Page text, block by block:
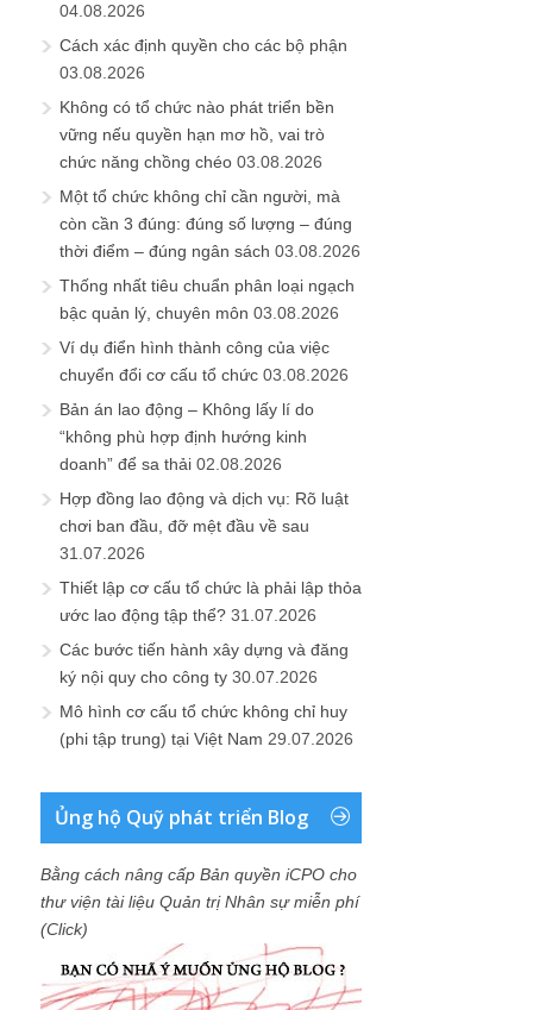
04.08.2026
Cách xác định quyền cho các bộ phận
03.08.2026
Không có tổ chức nào phát triển bền
vững nếu quyền hạn mơ hồ, vai trò
chức năng chồng chéo 03.08.2026
Một tổ chức không chỉ cần người, mà
còn cần 3 đúng: đúng số lượng – đúng
thời điểm – đúng ngân sách 03.08.2026
Thống nhất tiêu chuẩn phân loại ngạch
bậc quản lý, chuyên môn 03.08.2026
Ví dụ điển hình thành công của việc
chuyển đổi cơ cấu tổ chức 03.08.2026
Bản án lao động – Không lấy lí do
“không phù hợp định hướng kinh
doanh” để sa thải 02.08.2026
Hợp đồng lao động và dịch vụ: Rõ luật
chơi ban đầu, đỡ mệt đầu về sau
31.07.2026
Thiết lập cơ cấu tổ chức là phải lập thỏa
ước lao động tập thể? 31.07.2026
Các bước tiến hành xây dựng và đăng
ký nội quy cho công ty 30.07.2026
Mô hình cơ cấu tổ chức không chỉ huy
(phi tập trung) tại Việt Nam 29.07.2026
Ủng hộ Quỹ phát triển Blog
Bằng cách nâng cấp Bản quyền iCPO cho
thư viện tài liệu Quản trị Nhân sự miễn phí
(Click)